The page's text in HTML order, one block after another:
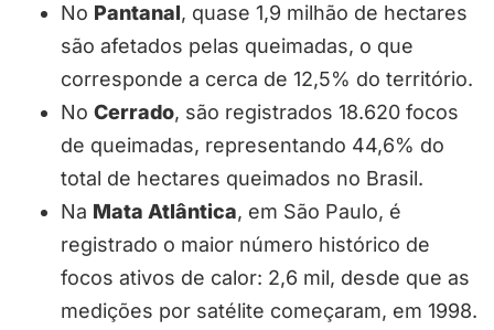
No Pantanal, quase 1,9 milhão de hectares
são afetados pelas queimadas, o que
corresponde a cerca de 12,5% do território.
No Cerrado, são registrados 18.620 focos
de queimadas, representando 44,6% do
total de hectares queimados no Brasil.
Na Mata Atlântica, em São Paulo, é
registrado o maior número histórico de
focos ativos de calor: 2,6 mil, desde que as
medições por satélite começaram, em 1998.